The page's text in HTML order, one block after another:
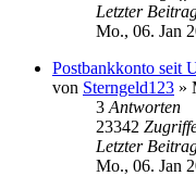
Letzter
Mo., 06. Jan
Postbankkonto seit
von Sterngeld123 »
3 Antworten
23342
Letzter
Mo., 06. Jan